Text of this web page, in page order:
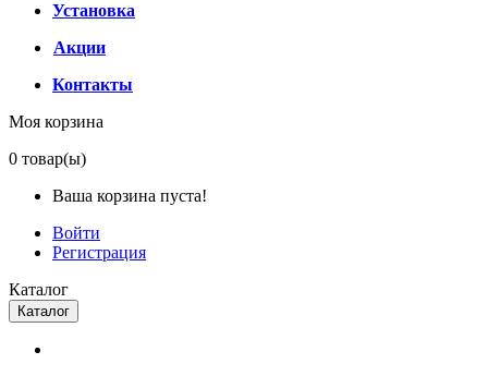
Установка
Акции
Контакты
Моя корзина
0 товар(ы)
Ваша корзина пуста!
Войти
Регистрация
Каталог
Каталог